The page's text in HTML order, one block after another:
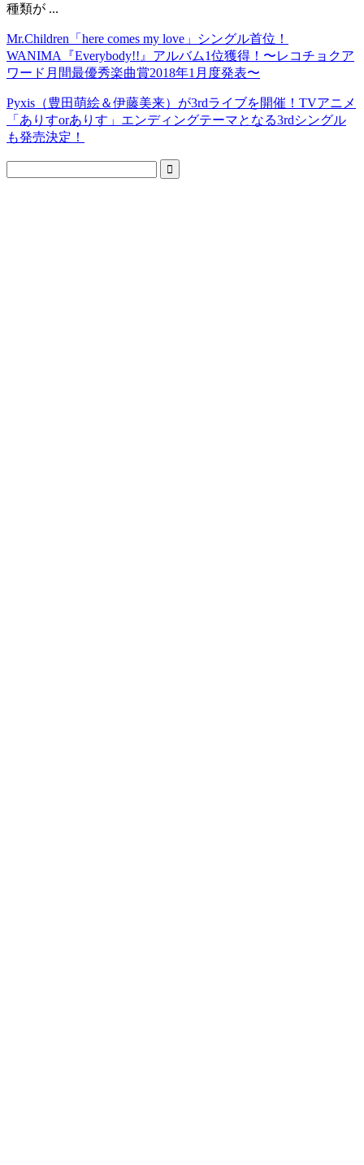
種類が ...
Mr.Children「here comes my love」シングル首位！
WANIMA『Everybody!!』アルバム1位獲得！〜レコチョクア
ワード月間最優秀楽曲賞2018年1月度発表〜
Pyxis（豊田萌絵＆伊藤美来）が3rdライブを開催！TVアニメ
「ありすorありす」エンディングテーマとなる3rdシングル
も発売決定！